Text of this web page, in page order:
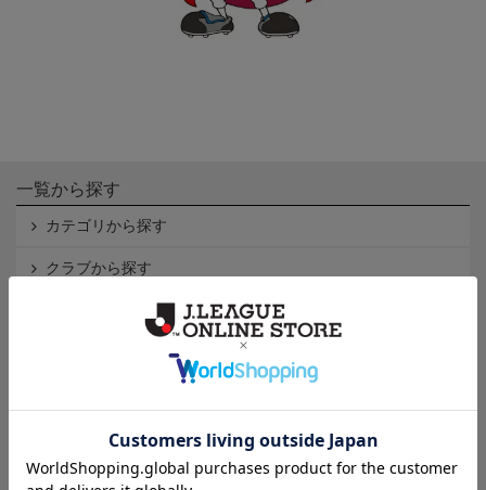
一覧から探す
カテゴリから探す
クラブから探す
Ｊ2
インフォメーション
個人情報保護方針